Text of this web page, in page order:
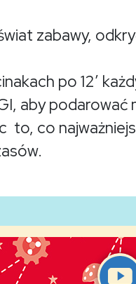
zabawy,
po 12′
aby podarować
co